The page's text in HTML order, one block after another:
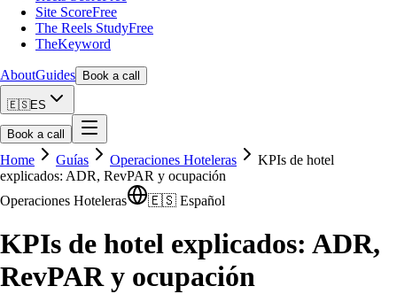
Site ScoreFree
The Reels StudyFree
TheKeyword
AboutGuides Book a call
🇪🇸ES
Book a call
Home Guías Operaciones Hoteleras
KPIs de hotel
explicados: ADR, RevPAR y ocupación
Operaciones Hoteleras
🇪🇸 Español
KPIs de hotel explicados: ADR,
RevPAR y ocupación